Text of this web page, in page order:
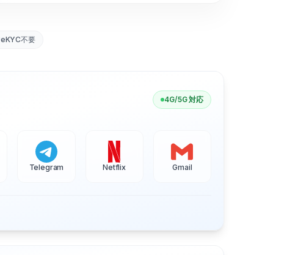
eKYC不要
4G/5G 対応
Telegram Netflix Gmail